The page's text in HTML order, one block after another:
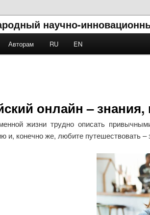
научно-
contentcontent
Авторам RU EN
онлайн –
жизни трудно описать
и, конечно же, любите путешествовать –